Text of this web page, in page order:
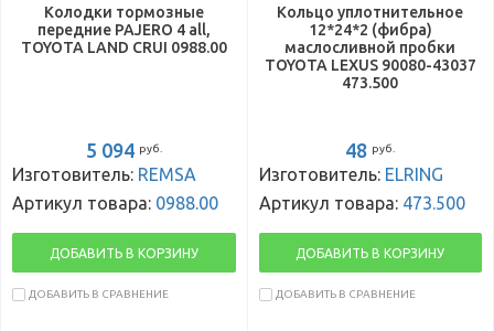
Колодки тормозные
передние PAJERO 4 all,
TOYOTA LAND CRUI 0988.00
5 094 руб.
Изготовитель: REMSA
Артикул товара: 0988.00
ДОБАВИТЬ В КОРЗИНУ
ДОБАВИТЬ В СРАВНЕНИЕ
Кольцо уплотнительное
12*24*2 (фибра)
маслосливной пробки
TOYOTA LEXUS 90080-43037
473.500
48 руб.
Изготовитель: ELRING
Артикул товара: 473.500
ДОБАВИТЬ В КОРЗИНУ
ДОБАВИТЬ В СРАВНЕНИЕ